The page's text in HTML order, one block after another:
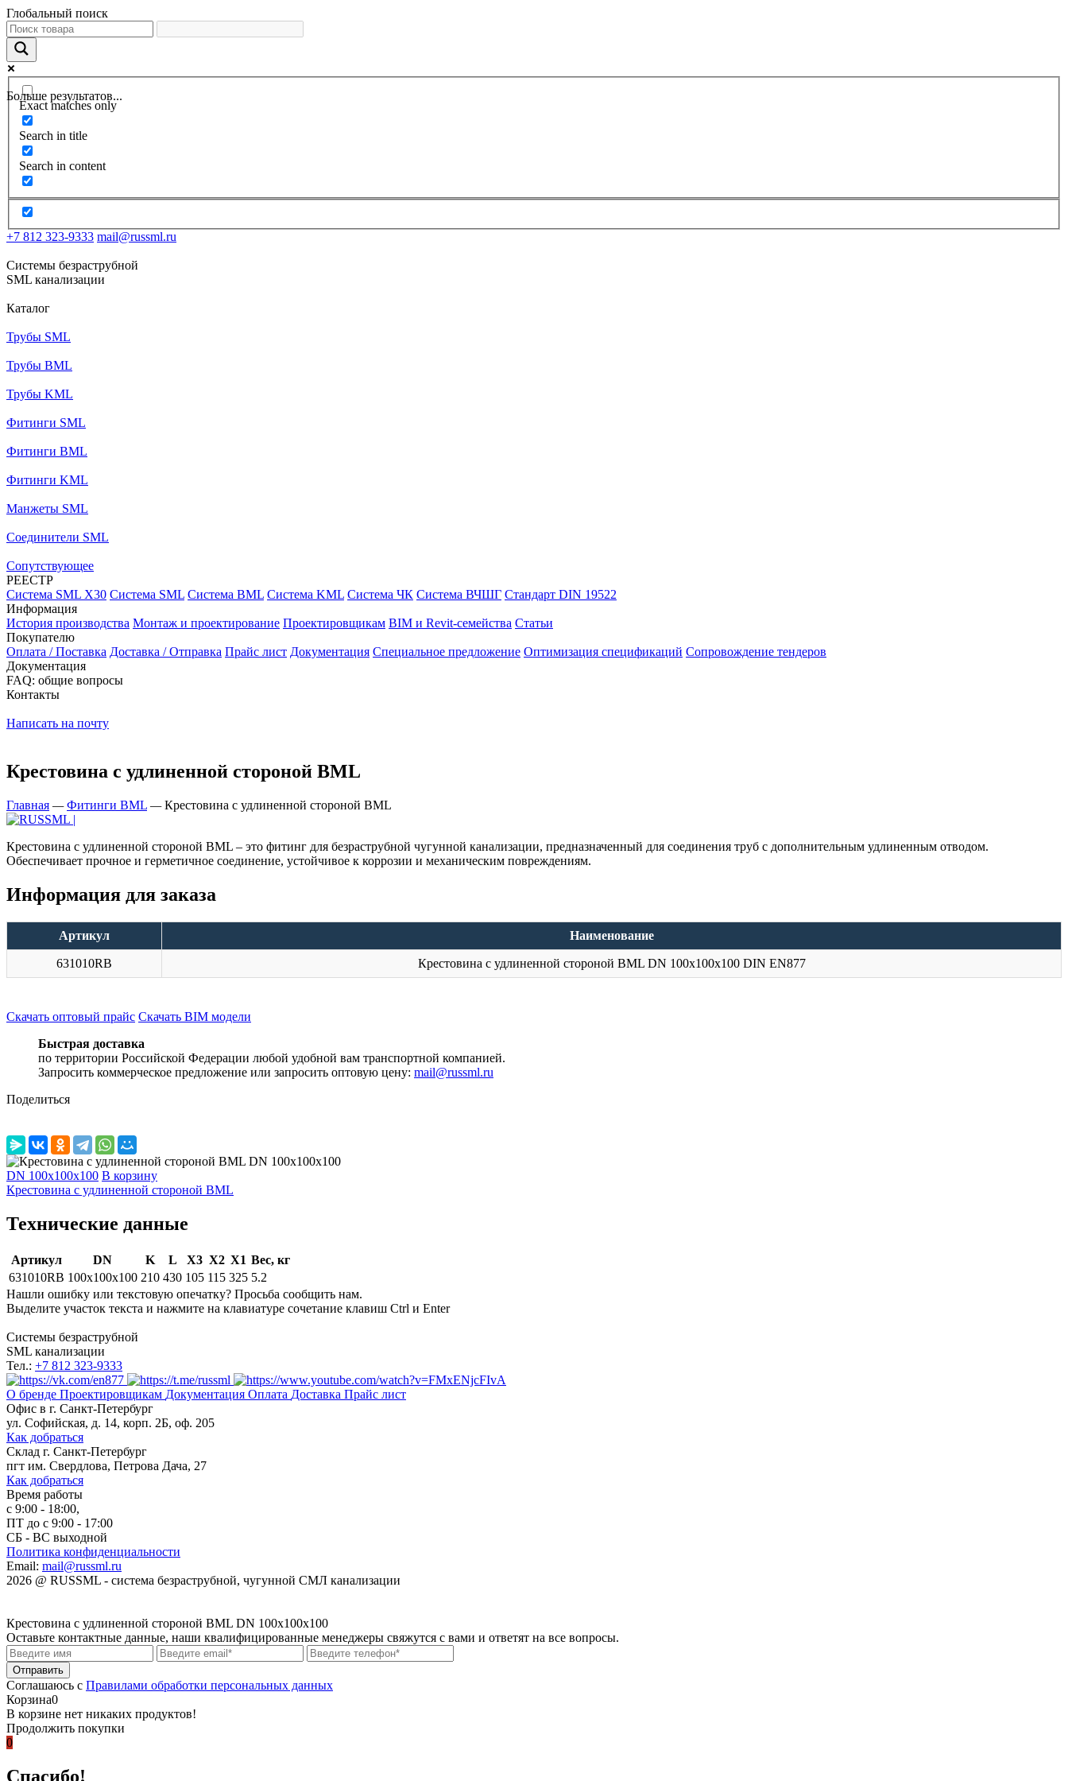
Глобальный поиск
Больше результатов...
Exact matches only
Search in title
Search in content
+7 812 323-9333 mail@russml.ru
Системы безраструбной
SML канализации
Каталог
Трубы SML
Трубы BML
Трубы KML
Фитинги SML
Фитинги BML
Фитинги KML
Манжеты SML
Соединители SML
Сопутствующее
РЕЕСТР
Система SML X30 Система SML Система BML Система KML Система ЧК Система ВЧШГ Стандарт DIN 19522
Информация
История производства Монтаж и проектирование Проектировщикам BIM и Revit-семейства Статьи
Покупателю
Оплата / Поставка Доставка / Отправка Прайс лист Документация Специальное предложение Оптимизация спецификаций Сопровождение тендеров
Документация
FAQ: общие вопросы
Контакты
Написать на почту
Крестовина с удлиненной стороной BML
Главная — Фитинги BML — Крестовина с удлиненной стороной BML
Крестовина с удлиненной стороной BML – это фитинг для безраструбной чугунной канализации, предназначенный для соединения труб с дополнительным удлиненным отводом.
Обеспечивает прочное и герметичное соединение, устойчивое к коррозии и механическим повреждениям.
Информация для заказа
Артикул Наименование
631010RB Крестовина с удлиненной стороной BML DN 100x100x100 DIN EN877
Скачать оптовый прайс Скачать BIM модели
Быстрая доставка
по территории Российской Федерации любой удобной вам транспортной компанией.
Запросить коммерческое предложение или запросить оптовую цену: mail@russml.ru
Поделиться
DN 100x100x100 В корзину
Крестовина с удлиненной стороной BML
Технические данные
Артикул DN K L X3 X2 X1 Вес, кг
631010RB 100x100x100 210 430 105 115 325 5.2
Нашли ошибку или текстовую опечатку? Просьба сообщить нам.
Выделите участок текста и нажмите на клавиатуре сочетание клавиш Ctrl и Enter
Системы безраструбной
SML канализации
Тел.: +7 812 323-9333
О бренде Проектировщикам Документация Оплата Доставка Прайс лист
Офис в г. Санкт-Петербург
ул. Софийская, д. 14, корп. 2Б, оф. 205
Как добраться
Склад г. Санкт-Петербург
пгт им. Свердлова, Петрова Дача, 27
Как добраться
Время работы
с 9:00 - 18:00,
ПТ до с 9:00 - 17:00
СБ - ВС выходной
Политика конфиденциальности
Email: mail@russml.ru
2026 @ RUSSML - система безраструбной, чугунной СМЛ канализации
Крестовина с удлиненной стороной BML DN 100x100x100
Оставьте контактные данные, наши квалифицированные менеджеры свяжутся с вами и ответят на все вопросы.
Соглашаюсь с Правилами обработки персональных данных
Корзина0
В корзине нет никаких продуктов!
Продолжить покупки
0
Спасибо!